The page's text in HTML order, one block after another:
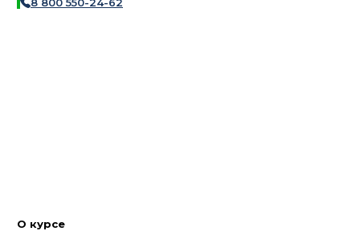
О курсе